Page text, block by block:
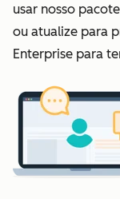
usar nosso
ou atualize para
Enterprise para